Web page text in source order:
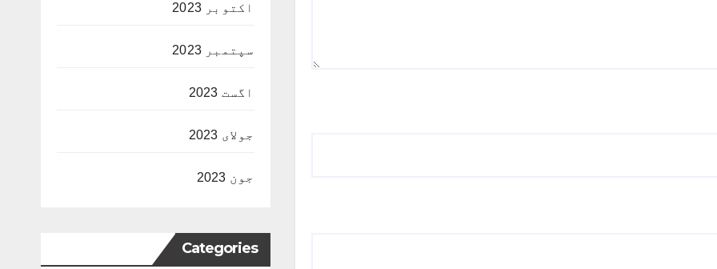
اکتوبر 2023
سپتمبر 2023
اگست 2023
جولای 2023
جون 2023
Categories